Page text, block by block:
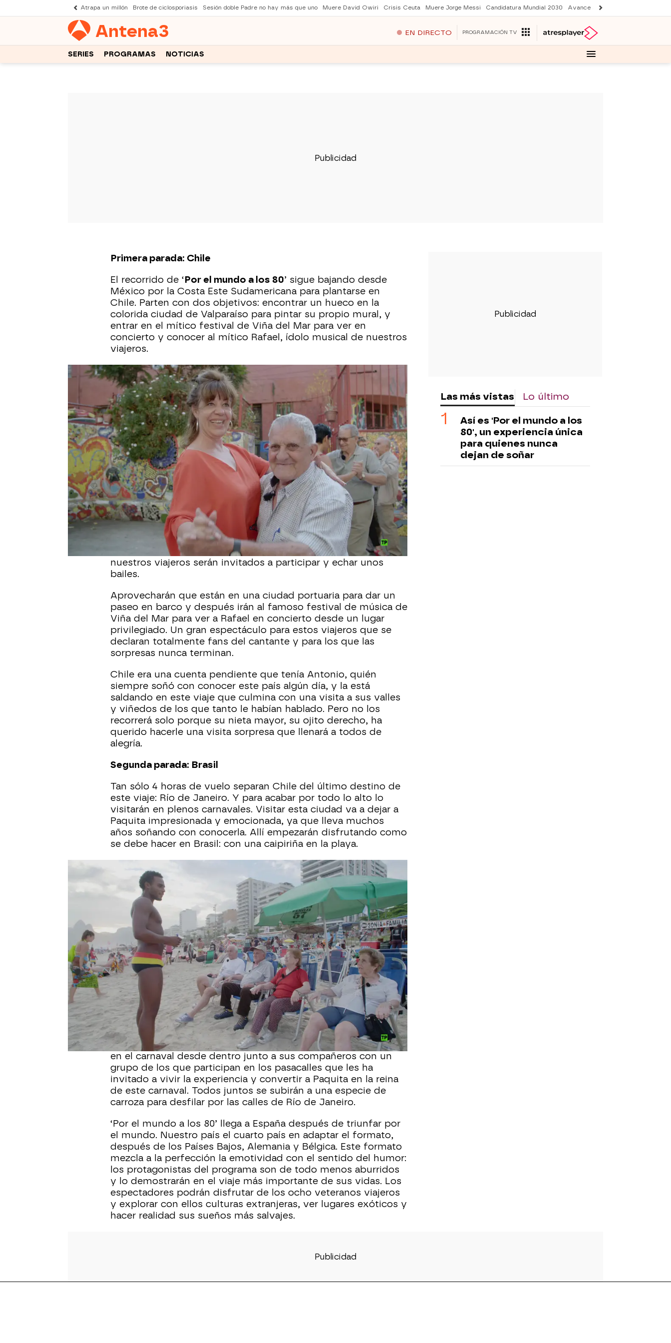
Atrapa un millón Brote de ciclosporiasis Sesión doble Padre no hay más que uno Muere David Owiri Crisis Ceuta Muere Jorge Messi Candidatura Mundial 2030 Avance Sueños de libertad
Antena3 EN DIRECTO PROGRAMACIÓN TV
SERIES PROGRAMAS NOTICIAS
Primera parada: Chile
El recorrido de ‘Por el mundo a los 80’ sigue bajando desde
México por la Costa Este Sudamericana para plantarse en
Chile. Parten con dos objetivos: encontrar un hueco en la
colorida ciudad de Valparaíso para pintar su propio mural, y
entrar en el mítico festival de Viña del Mar para ver en
concierto y conocer al mítico Rafael, ídolo musical de nuestros
viajeros.
Valparaíso es una ciudad portuaria llena de color en las calles
de sus altos cerros a cuyas cimas se puede llegar en unos
rústicos funiculares. Los muros de estas calles se mantienen
vivos gracias a los murales que pintan artistas de diferentes
partes del país. Giova, uno de esos artistas urbanos, le
enseñará su estudio e invitará a nuestros viajeros a pintar ellos
mismos un mural en las calles del barrio para ayudar a cambiar
su visión sobre estas prácticas.
Después de recorrer medio mundo es momento de hacer algo
tan relajante como mojarse los pies en la orilla del mar, algo
que no habían tenido oportunidad de hacer todavía, por lo que
aprovecharán su visita a Playa Marbella en Santo Domingo
(Chile) para pasar una jornada playera. También acudirán a una
milonga. Así se denomina el lugar físico en dónde la gente se
reúne para bailar, en este caso, tango vals y milonga. Allí
nuestros viajeros serán invitados a participar y echar unos
bailes.
Aprovecharán que están en una ciudad portuaria para dar un
paseo en barco y después irán al famoso festival de música de
Viña del Mar para ver a Rafael en concierto desde un lugar
privilegiado. Un gran espectáculo para estos viajeros que se
declaran totalmente fans del cantante y para los que las
sorpresas nunca terminan.
Chile era una cuenta pendiente que tenía Antonio, quién
siempre soñó con conocer este país algún día, y la está
saldando en este viaje que culmina con una visita a sus valles
y viñedos de los que tanto le habían hablado. Pero no los
recorrerá solo porque su nieta mayor, su ojito derecho, ha
querido hacerle una visita sorpresa que llenará a todos de
alegría.
Segunda parada: Brasil
Tan sólo 4 horas de vuelo separan Chile del último destino de
este viaje: Río de Janeiro. Y para acabar por todo lo alto lo
visitarán en plenos carnavales. Visitar esta ciudad va a dejar a
Paquita impresionada y emocionada, ya que lleva muchos
años soñando con conocerla. Allí empezarán disfrutando como
se debe hacer en Brasil: con una caipiriña en la playa.
No pueden acabar esta vuelta al mundo sin saldar una cuenta
pendiente con María, que no se montó en la montaña rusa en
Tokio, dejando su sueño incompleto. Por eso Arturo quiere
hacerla volar alto y se van a dar un paseo en helicóptero para
ver Río de Janeiro desde las alturas.
Volviendo a tierra, la radionovela que escuchaba de joven la
protagonizaba una familia muy humilde que vivía en una
favela, así que el grupo se alejará de la fiesta del carnaval para
adentrarse en uno de estos barrios y conocer la otra cara de
Río de Janeiro. Se adentrarán en sus casas para conocer cómo
viven en esta parte tan importante de la ciudad.
Pero también ha llegado el turno de cumplir plenamente el
sueño de la viajera más marchosa: Paquita. A ella le encanta
disfrazarse y bailar y podrá tener la oportunidad de participar
en el carnaval desde dentro junto a sus compañeros con un
grupo de los que participan en los pasacalles que les ha
invitado a vivir la experiencia y convertir a Paquita en la reina
de este carnaval. Todos juntos se subirán a una especie de
carroza para desfilar por las calles de Río de Janeiro.
‘Por el mundo a los 80’ llega a España después de triunfar por
el mundo. Nuestro país el cuarto país en adaptar el formato,
después de los Países Bajos, Alemania y Bélgica. Este formato
mezcla a la perfección la emotividad con el sentido del humor:
los protagonistas del programa son de todo menos aburridos
y lo demostrarán en el viaje más importante de sus vidas. Los
espectadores podrán disfrutar de los ocho veteranos viajeros
y explorar con ellos culturas extranjeras, ver lugares exóticos y
hacer realidad sus sueños más salvajes.
Las más vistas Lo último
Así es 'Por el mundo a los
80', un experiencia única
para quienes nunca
dejan de soñar